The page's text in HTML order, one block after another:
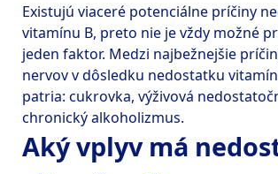
Existujú viaceré potenciálne príčiny
vitamínu B, preto nie je vždy možné
jeden faktor. Medzi najbežnejšie
nervov v dôsledku nedostatku
patria: cukrovka, výživová
Aký vplyv má